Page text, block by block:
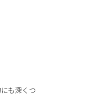
も深くつ